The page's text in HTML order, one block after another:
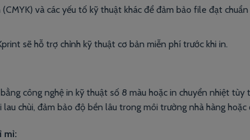
và các yếu tố kỹ thuật khác để đảm bảo file đạt
sẽ hỗ trợ chỉnh kỹ thuật cơ bản miễn phí trước khi in.
công nghệ in kỹ thuật số 8 màu hoặc in chuyển nhiệt tùy
chùi, đảm bảo độ bền lâu trong môi trường nhà hàng hoặc
mỉ: